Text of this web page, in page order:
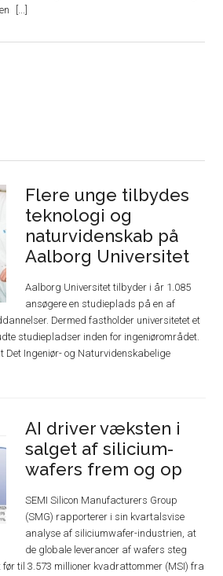
Flere unge tilbydes
teknologi og
naturvidenskab på
Aalborg Universitet
Aalborg Universitet tilbyder i år 1.085
ansøgere en studieplads på en af
Dermed fastholder universitetet et
studiepladser inden for ingeniørområdet.
Det Ingeniør- og Naturvidenskabelige
AI driver væksten i
salget af silicium-
wafers frem og op
SEMI Silicon Manufacturers Group
(SMG) rapporterer i sin kvartalsvise
analyse af siliciumwafer-industrien, at
de globale leverancer af wafers steg
før til 3.573 millioner kvadrattommer (MSI) fra